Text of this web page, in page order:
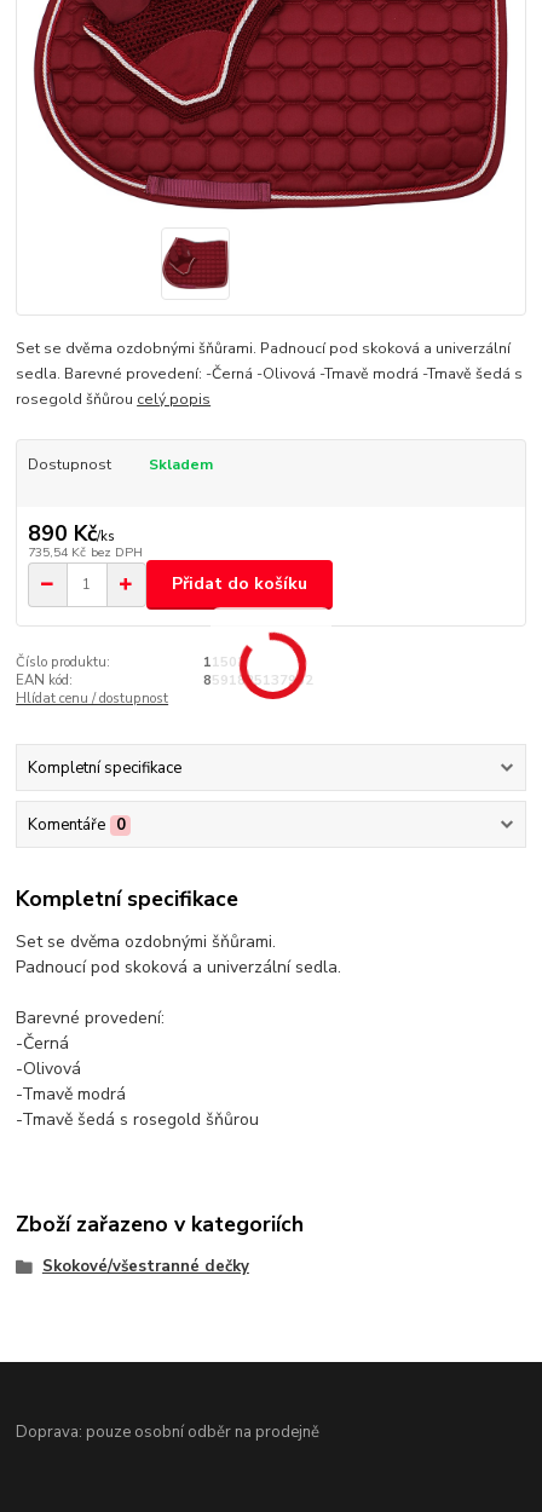
Set se dvěma ozdobnými šňůrami. Padnoucí pod skoková a univerzální
sedla. Barevné provedení: -Černá -Olivová -Tmavě modrá -Tmavě šedá s
rosegold šňůrou celý popis
Dostupnost Skladem
890 Kč/ks
735,54 Kč bez DPH
Přidat do košíku
Číslo produktu:
11502
EAN kód:
8591825137962
Hlídat cenu / dostupnost
Kompletní specifikace
Komentáře 0
Kompletní specifikace
Set se dvěma ozdobnými šňůrami.
Padnoucí pod skoková a univerzální sedla.
Barevné provedení:
-Černá
-Olivová
-Tmavě modrá
-Tmavě šedá s rosegold šňůrou
Zboží zařazeno v kategoriích
Skokové/všestranné dečky
Doprava: pouze osobní odběr na prodejně